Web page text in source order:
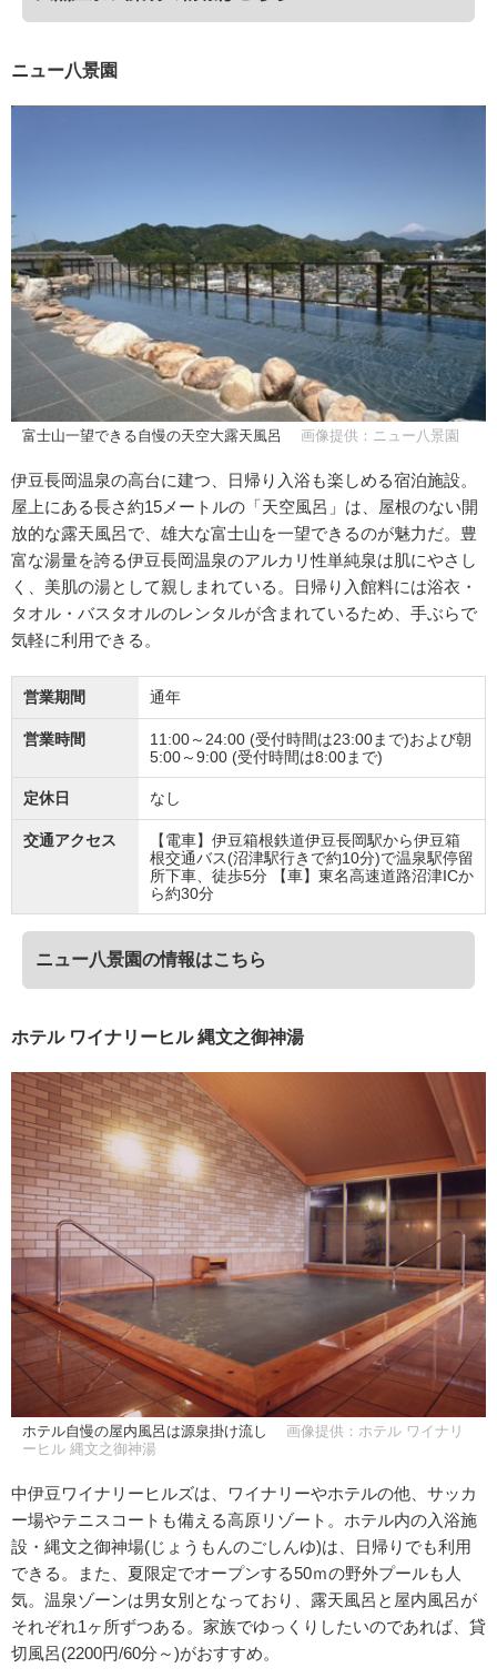
ニュー八景園
富士山一望できる自慢の天空大露天風呂 画像提供：ニュー八景園
伊豆長岡温泉の高台に建つ、日帰り入浴も楽しめる宿泊施設。
屋上にある長さ約15メートルの「天空風呂」は、屋根のない開
放的な露天風呂で、雄大な富士山を一望できるのが魅力だ。豊
富な湯量を誇る伊豆長岡温泉のアルカリ性単純泉は肌にやさし
く、美肌の湯として親しまれている。日帰り入館料には浴衣・
タオル・バスタオルのレンタルが含まれているため、手ぶらで
気軽に利用できる。
営業期間 通年
営業時間
11:00～24:00 (受付時間は23:00まで)および朝
5:00～9:00 (受付時間は8:00まで)
定休日 なし
交通アクセス
【電車】伊豆箱根鉄道伊豆長岡駅から伊豆箱
根交通バス(沼津駅行きで約10分)で温泉駅停留
所下車、徒歩5分 【車】東名高速道路沼津ICか
ら約30分
ニュー八景園の情報はこちら
ホテル ワイナリーヒル 縄文之御神湯
ホテル自慢の屋内風呂は源泉掛け流し
画像提供：ホテル ワイナリ
ーヒル 縄文之御神湯
中伊豆ワイナリーヒルズは、ワイナリーやホテルの他、サッカ
ー場やテニスコートも備える高原リゾート。ホテル内の入浴施
設・縄文之御神場(じょうもんのごしんゆ)は、日帰りでも利用
できる。また、夏限定でオープンする50ｍの野外プールも人
気。温泉ゾーンは男女別となっており、露天風呂と屋内風呂が
それぞれ1ヶ所ずつある。家族でゆっくりしたいのであれば、貸
切風呂(2200円/60分～)がおすすめ。